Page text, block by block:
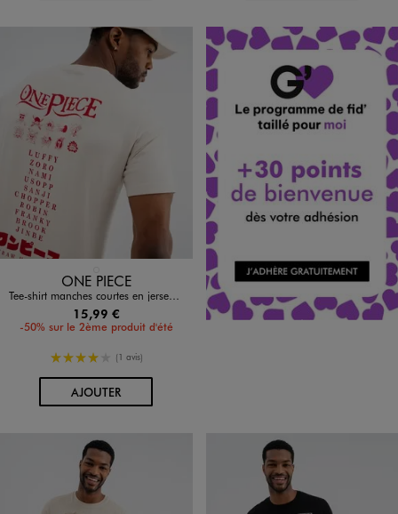
Disponible en 1 coloris
ONE PIECE
Tee-shirt manches courtes en jersey de coton imprimé homme - One Piece
15,99 €
-50% sur le 2ème produit d'été
4/5 de moyenne
(1 avis)
AJOUTERAU PANIER